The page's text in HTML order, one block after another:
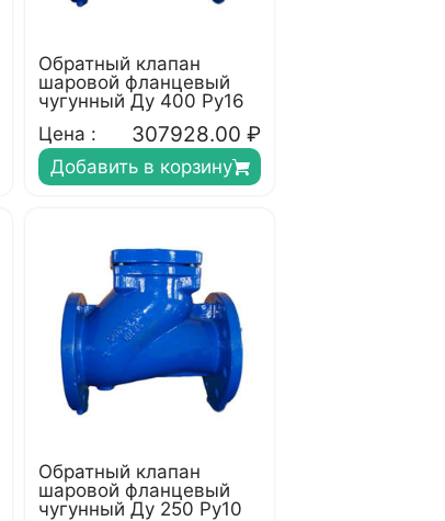
Обратный клапан
шаровой фланцевый
чугунный Ду 400 Ру16
Цена :
307928.00 ₽
Добавить в корзину
Обратный клапан
шаровой фланцевый
чугунный Ду 250 Ру10